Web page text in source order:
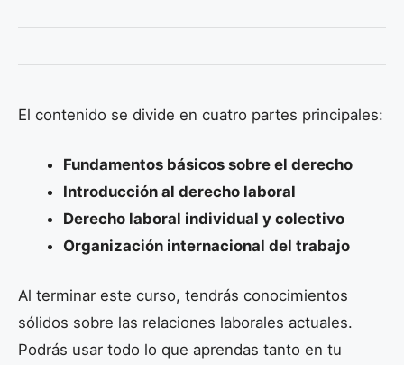
El contenido se divide en cuatro partes principales:
Fundamentos básicos sobre el derecho
Introducción al derecho laboral
Derecho laboral individual y colectivo
Organización internacional del trabajo
Al terminar este curso, tendrás conocimientos
sólidos sobre las relaciones laborales actuales.
Podrás usar todo lo que aprendas tanto en tu